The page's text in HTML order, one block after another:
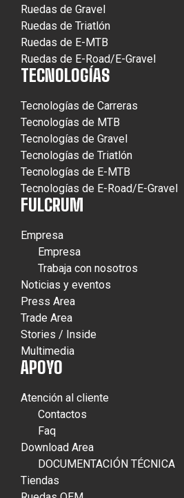
Ruedas de Gravel
Ruedas de Triatlón
Ruedas de E-MTB
Ruedas de E-Road/E-Gravel
TECNOLOGÍAS
Tecnologías de Carreras
Tecnologías de MTB
Tecnologías de Gravel
Tecnologías de Triatlón
Tecnologías de E-MTB
Tecnologías de E-Road/E-Gravel
FULCRUM
Empresa
Empresa
Trabaja con nosotros
Noticias y eventos
Press Area
Trade Area
Stories / Inside
Multimedia
APOYO
Atención al cliente
Contactos
Faq
Download Area
DOCUMENTACIÓN TÉCNICA
Tiendas